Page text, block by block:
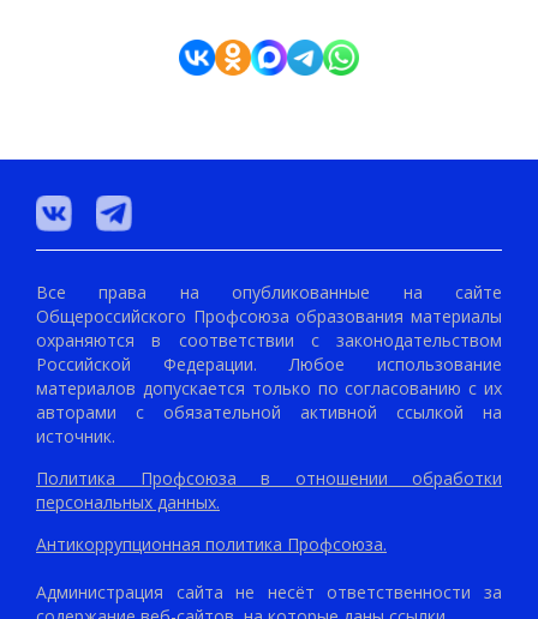
Все права на опубликованные на сайте
Общероссийского Профсоюза образования материалы
охраняются в соответствии с законодательством
Российской Федерации. Любое использование
материалов допускается только по согласованию с их
авторами с обязательной активной ссылкой на
источник.
Политика Профсоюза в отношении обработки
персональных данных.
Антикоррупционная политика Профсоюза.
Администрация сайта не несёт ответственности за